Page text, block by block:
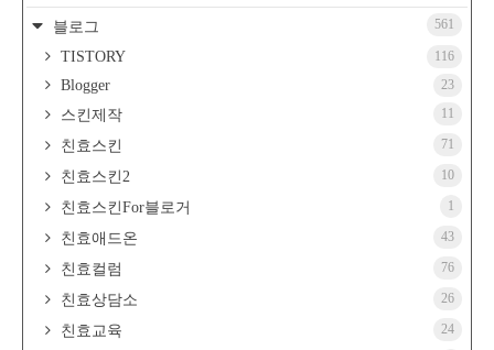
블로그 561
TISTORY 116
Blogger 23
스킨제작 11
친효스킨 71
친효스킨2 10
친효스킨For블로거 1
친효애드온 43
친효컬럼 76
친효상담소 26
친효교육 24